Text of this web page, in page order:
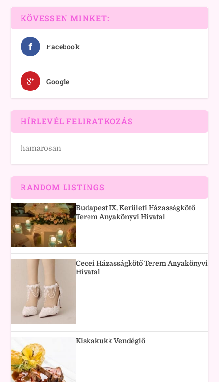
KÖVESSEN MINKET:
Facebook
Google
HÍRLEVÉL FELIRATKOZÁS
hamarosan
RANDOM LISTINGS
Budapest IX. Kerületi Házasságkötő
Terem Anyakönyvi Hivatal
Cecei Házasságkötő Terem Anyakönyvi
Hivatal
Kiskakukk Vendéglő